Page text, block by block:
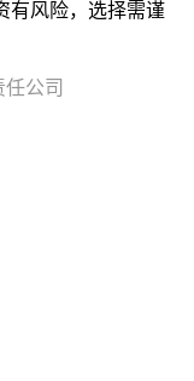
有风险，选择需谨
公司